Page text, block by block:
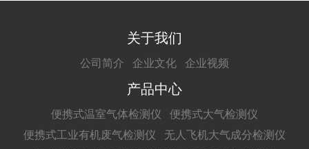
关于我们
公司简介 企业文化 企业视频
产品中心
便携式温室气体检测仪
便携式大气检测仪
便携式工业有机废气检测仪
无人飞机大气成分检测仪